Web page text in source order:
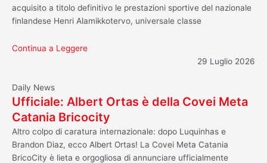
acquisito a titolo definitivo le prestazioni sportive del nazionale
finlandese Henri Alamikkotervo, universale classe
Continua a Leggere
29 Luglio 2026
Daily News
Ufficiale: Albert Ortas è della Covei Meta
Catania Bricocity
Altro colpo di caratura internazionale: dopo Luquinhas e
Brandon Diaz, ecco Albert Ortas! La Covei Meta Catania
BricoCity è lieta e orgogliosa di annunciare ufficialmente